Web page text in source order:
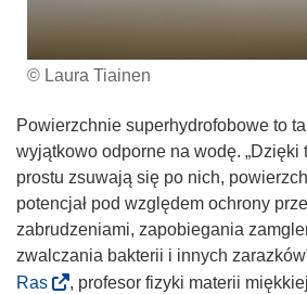
© Laura Tiainen
Powierzchnie superhydrofobowe to
wyjątkowo odporne na wodę. „Dzięki
prostu zsuwają się po nich,
potencjał pod względem ochrony
zabrudzeniami, zapobiegania
zwalczania bakterii i innych
Ras(
, profesor fizyki materii